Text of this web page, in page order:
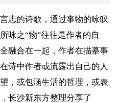
的诗歌，通过事物的咏叹
咏之“物”往往是作者的自
融合在一起，作者在描摹事
诗中作者或流露出自己的人
，或包涵生活的哲理，或表
长沙新东方整理分享了